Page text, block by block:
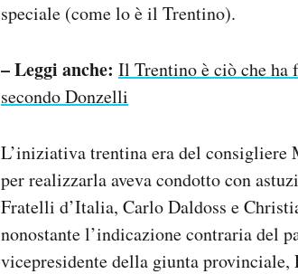
speciale (come lo è il Trentino).
– Leggi anche: Il Trentino è ciò che
secondo Donzelli
L’iniziativa trentina era del consigliere
per realizzarla aveva condotto con
Fratelli d’Italia, Carlo Daldoss e
nonostante l’indicazione contraria del
vicepresidente della giunta provinciale,